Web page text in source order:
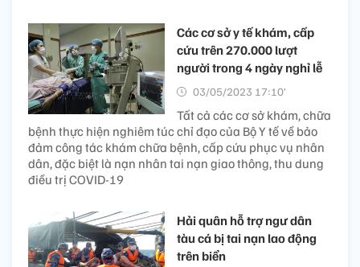
Các cơ sở y tế khám, cấp
cứu trên 270.000 lượt
người trong 4 ngày nghỉ lễ
03/05/2023 17:10’
Tất cả các cơ sở khám, chữa
bệnh thực hiện nghiêm túc chỉ đạo của Bộ Y tế về bảo
đảm công tác khám chữa bệnh, cấp cứu phục vụ nhân
dân, đặc biệt là nạn nhân tai nạn giao thông, thu dung
điều trị COVID-19
Hải quân hỗ trợ ngư dân
tàu cá bị tai nạn lao động
trên biển